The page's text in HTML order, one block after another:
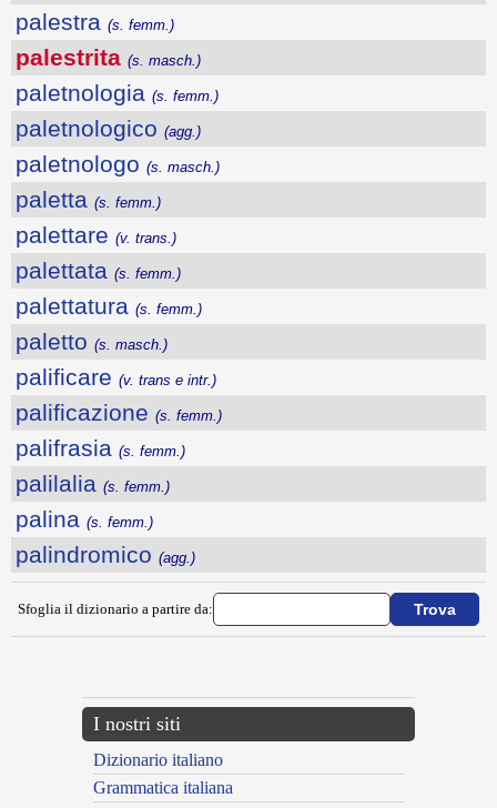
palestra (s. femm.)
palestrita (s. masch.)
paletnologia (s. femm.)
paletnologico (agg.)
paletnologo (s. masch.)
paletta (s. femm.)
palettare (v. trans.)
palettata (s. femm.)
palettatura (s. femm.)
paletto (s. masch.)
palificare (v. trans e intr.)
palificazione (s. femm.)
palifrasia (s. femm.)
palilalia (s. femm.)
palina (s. femm.)
palindromico (agg.)
Sfoglia il dizionario a partire da:
I nostri siti
Dizionario italiano
Grammatica italiana